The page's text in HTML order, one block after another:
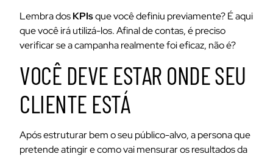
Lembra dosKPIsque você definiu previamente? É aqui
que você irá utilizá-los. Afinal de contas, é preciso
verificar se a campanha realmente foi eficaz, não é?
VOCÊ DEVE ESTAR ONDE SEU
CLIENTE ESTÁ
Após estruturar bem o seu público-alvo, a persona que
pretende atingir e como vai mensurar os resultados da